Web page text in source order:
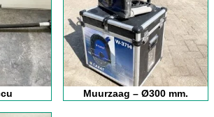
Muurzaag – Ø300 mm.